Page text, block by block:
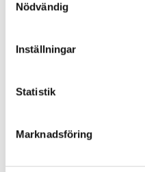
Nödvändig
Inställningar
Statistik
Marknadsföring
Erla Andersson
Nya AI-modeller rullas ut
chattbot som skrev den
vägar för sina flaggskepp.